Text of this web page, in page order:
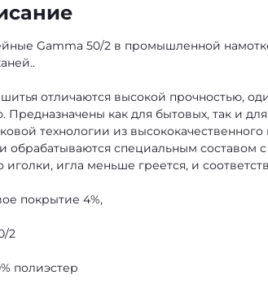
Gamma 50/2 в промышленной
отличаются высокой прочностью,
Предназначены как для бытовых, так и
технологии из
обрабатываются специальным составом
иголки, игла меньше греется, и
покрытие 4%,
2
полиэстер